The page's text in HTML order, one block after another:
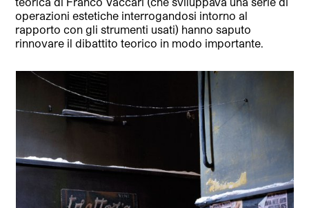
operazioni estetiche interrogandosi intorno al
rapporto con gli strumenti usati) hanno saputo
rinnovare il dibattito teorico in modo importante.